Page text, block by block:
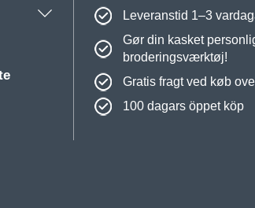
Leveranstid 1–3
Gør din kasket
broderingsværktøj!
Gratis fragt ved køb
100 dagars öppet köp